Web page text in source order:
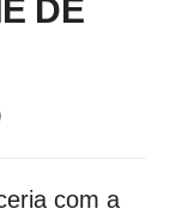
DE
com a